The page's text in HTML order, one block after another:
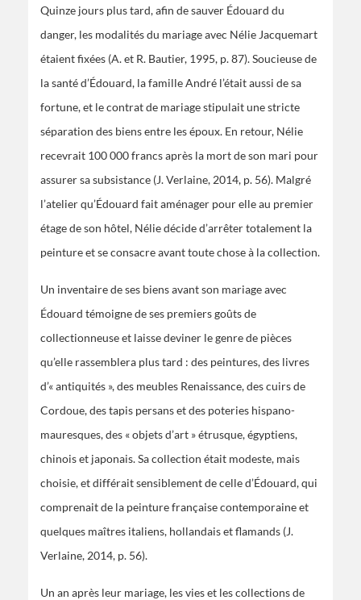
Quinze jours plus tard, afin de sauver Édouard du
danger, les modalités du mariage avec Nélie Jacquemart
étaient fixées (A. et R. Bautier, 1995, p. 87). Soucieuse de
la santé d’Édouard, la famille André l’était aussi de sa
fortune, et le contrat de mariage stipulait une stricte
séparation des biens entre les époux. En retour, Nélie
recevrait 100 000 francs après la mort de son mari pour
assurer sa subsistance (J. Verlaine, 2014, p. 56). Malgré
l’atelier qu’Édouard fait aménager pour elle au premier
étage de son hôtel, Nélie décide d’arrêter totalement la
peinture et se consacre avant toute chose à la collection.
Un inventaire de ses biens avant son mariage avec
Édouard témoigne de ses premiers goûts de
collectionneuse et laisse deviner le genre de pièces
qu’elle rassemblera plus tard : des peintures, des livres
d’« antiquités », des meubles Renaissance, des cuirs de
Cordoue, des tapis persans et des poteries hispano-
mauresques, des « objets d’art » étrusque, égyptiens,
chinois et japonais. Sa collection était modeste, mais
choisie, et différait sensiblement de celle d’Édouard, qui
comprenait de la peinture française contemporaine et
quelques maîtres italiens, hollandais et flamands (J.
Verlaine, 2014, p. 56).
Un an après leur mariage, les vies et les collections de